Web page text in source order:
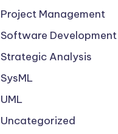
Project Management
Software Development
Strategic Analysis
SysML
UML
Uncategorized